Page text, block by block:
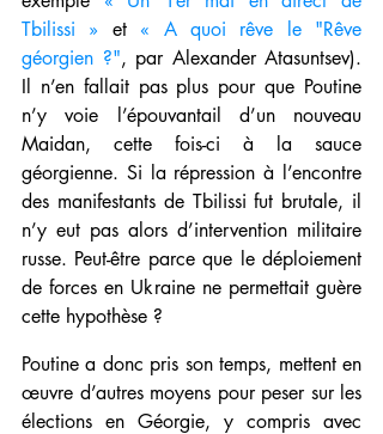
Tbilissi » et « A quoi rêve le "Rêve
géorgien ?", par Alexander Atasuntsev).
Il n’en fallait pas plus pour que Poutine
n’y voie l’épouvantail d’un nouveau
Maidan, cette fois-ci à la sauce
géorgienne. Si la répression à l’encontre
des manifestants de Tbilissi fut brutale, il
n’y eut pas alors d’intervention militaire
russe. Peut-être parce que le déploiement
de forces en Ukraine ne permettait guère
cette hypothèse ?
Poutine a donc pris son temps, mettent en
œuvre d’autres moyens pour peser sur les
élections en Géorgie, y compris avec